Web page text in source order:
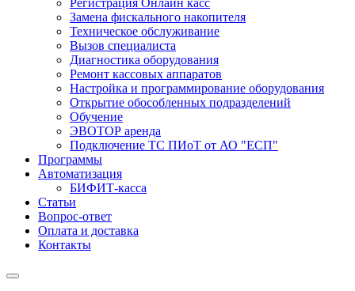
Регистрация Онлайн касс
Замена фискального накопителя
Техническое обслуживание
Вызов специалиста
Диагностика оборудования
Ремонт кассовых аппаратов
Настройка и программирование оборудования
Открытие обособленных подразделений
Обучение
ЭВОТОР аренда
Подключение ТС ПИоТ от АО "ЕСП"
Программы
Автоматизация
БИФИТ-касса
Статьи
Вопрос-ответ
Оплата и доставка
Контакты